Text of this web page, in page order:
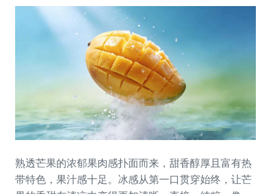
熟透芒果的浓郁果肉感扑面而来，甜香醇厚且富有热
带特色，果汁感十足。冰感从第一口贯穿始终，让芒